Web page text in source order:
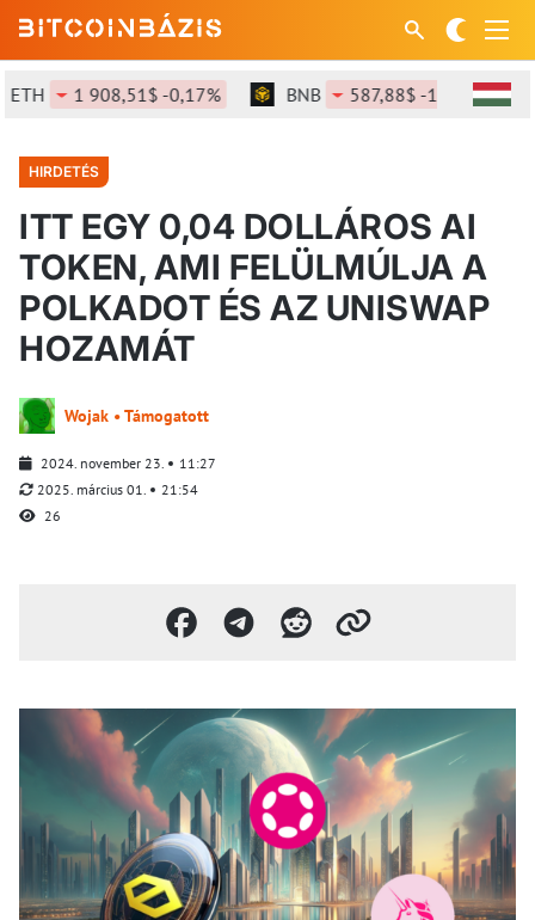
1 908,51$ -0,17% BNB 587,88$ -1,13%
HIRDETÉS
ITT EGY 0,04 DOLLÁROS AI
TOKEN, AMI FELÜLMÚLJA A
POLKADOT ÉS AZ UNISWAP
HOZAMÁT
Wojak • Támogatott
2024. november 23.
11:27
2025. március 01.
21:54
26